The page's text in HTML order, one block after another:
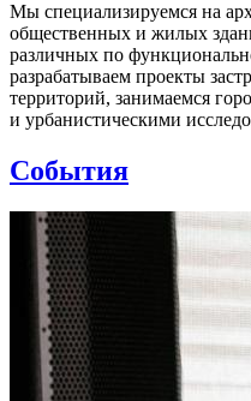
Мы специализируемся на
общественных и жилых
различных по
разрабатываем проекты
территорий, занимаемся
и урбанистическими
События